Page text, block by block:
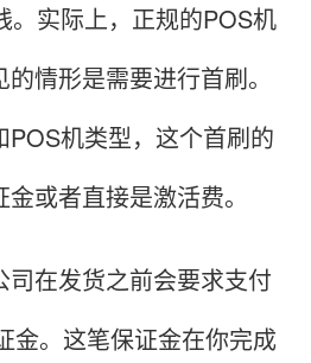
。实际上，正规的POS机
情形是需要进行首刷。
机类型，这个首刷的
或者直接是激活费。
在发货之前会要求支付
金。这笔保证金在你完成